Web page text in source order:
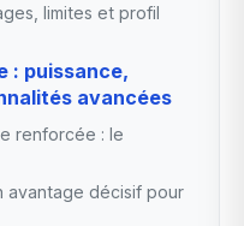
limites et profil
: puissance,
avancées
renforcée : le
avantage décisif pour